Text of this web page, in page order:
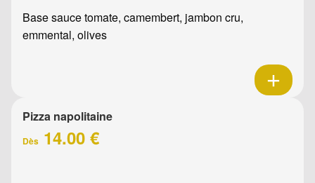
Base sauce tomate, camembert, jambon cru,
emmental, olives
Pizza napolitaine
Dès 14.00 €